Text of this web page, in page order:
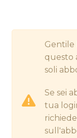
EDITORIA
ESTERNA
RADIO / AUDIO
questo
soli
Se sei
tua